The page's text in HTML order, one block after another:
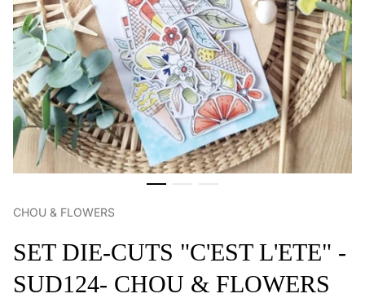
CHOU & FLOWERS
SET DIE-CUTS "C'EST L'ETE" -
SUD124- CHOU & FLOWERS